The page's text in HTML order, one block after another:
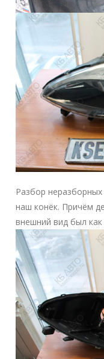
Разбор
наш конёк. Причём
внешний вид был как